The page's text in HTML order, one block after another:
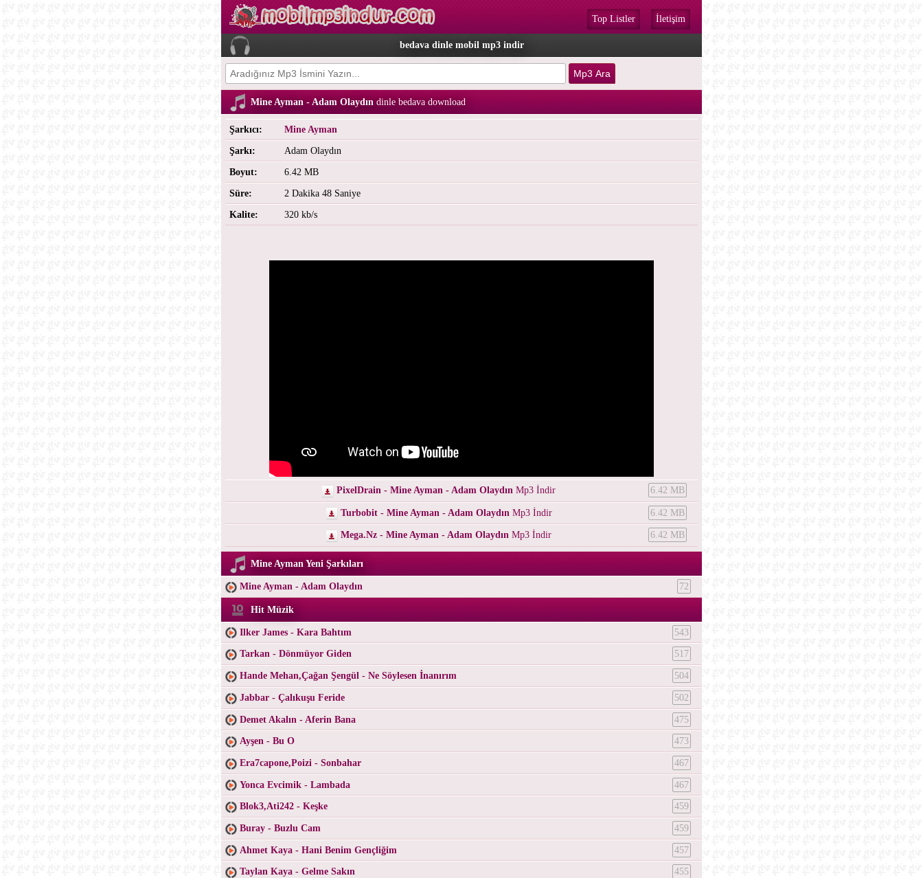
İletişim
Top Listler
bedava dinle mobil mp3 indir
Mine Ayman - Adam Olaydındinle bedava download
Şarkıcı:
Mine Ayman
Şarkı:
Adam Olaydın
Boyut:
6.42 MB
Süre:
2 Dakika 48 Saniye
Kalite:
320 kb/s
PixelDrain - Mine Ayman - Adam Olaydın Mp3 İndir 6.42 MB
Turbobit - Mine Ayman - Adam Olaydın Mp3 İndir 6.42 MB
Mega.Nz - Mine Ayman - Adam Olaydın Mp3 İndir 6.42 MB
Mine Ayman Yeni Şarkıları
Mine Ayman - Adam Olaydın 72
Hit Müzik
Ilker James - Kara Bahtım
543
Tarkan - Dönmüyor Giden
517
Hande Mehan,Çağan Şengül - Ne Söylesen İnanırım
504
Jabbar - Çalıkuşu Feride
502
Demet Akalın - Aferin Bana
475
Ayşen - Bu O
473
Era7capone,Poizi - Sonbahar
467
Yonca Evcimik - Lambada
467
Blok3,Ati242 - Keşke
459
Buray - Buzlu Cam
459
Ahmet Kaya - Hani Benim Gençliğim
457
Taylan Kaya - Gelme Sakın
455